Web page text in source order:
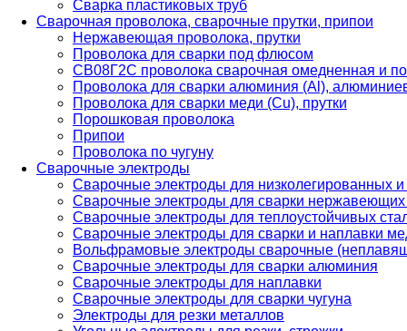
Сварка пластиковых труб
Сварочная проволока, сварочные прутки, припои
Нержавеющая проволока, прутки
Проволока для сварки под флюсом
СВ08Г2С проволока сварочная омедненная и
Проволока для сварки алюминия (Al),
Проволока для сварки меди (Cu), прутки
Порошковая проволока
Припои
Проволока по чугуну
Сварочные электроды
Сварочные электроды для низколегированных и
Сварочные электроды для сварки
Сварочные электроды для теплоустойчивых
Сварочные электроды для сварки и наплавки
Вольфрамовые электроды сварочные
Сварочные электроды для сварки алюминия
Сварочные электроды для наплавки
Сварочные электроды для сварки чугуна
Электроды для резки металлов